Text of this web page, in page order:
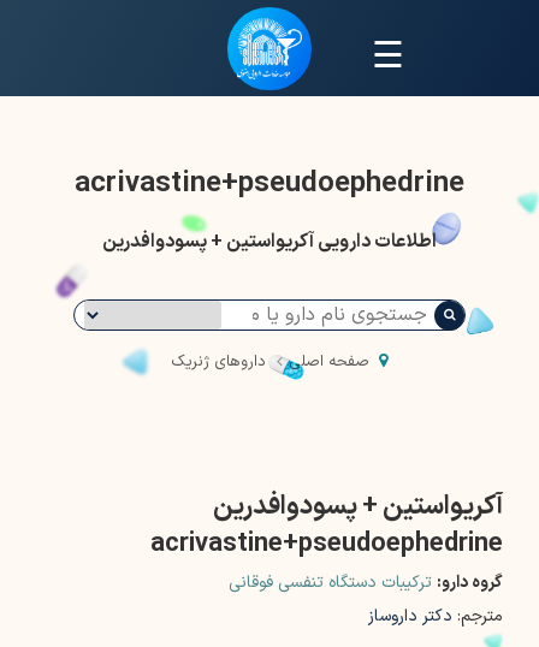
☰
acrivastine+pseudoephedrine
اطلاعات دارویی آکریواستین + پسودوافدرین
صفحه اصلی داروهای ژنریک
آکریواستین + پسودوافدرین
acrivastine+pseudoephedrine
گروه دارو: ترکیبات دستگاه تنفسی فوقانی
مترجم: دکتر داروساز